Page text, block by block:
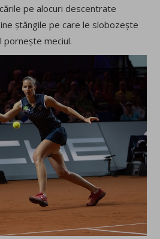
pe alocuri descentrate
ștăngile pe care le slobozește
pornește meciul.